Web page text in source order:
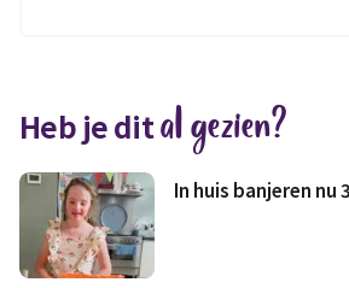
Geld & wetten
Heb je dital gezien?
In huis banjeren nu